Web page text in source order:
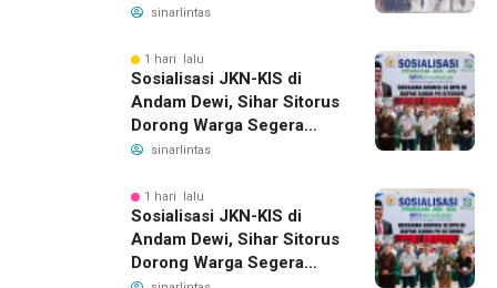
Horsik
sinarlintas
1 hari lalu
Sosialisasi JKN-KIS di
Andam Dewi, Sihar Sitorus
Dorong Warga Segera
Daftar BPJS Kesehatan
sinarlintas
1 hari lalu
Sosialisasi JKN-KIS di
Andam Dewi, Sihar Sitorus
Dorong Warga Segera